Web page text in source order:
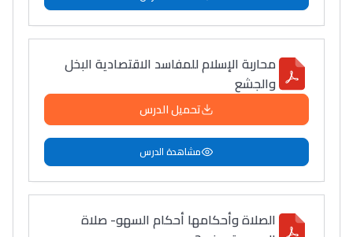
محاربة الإسلام للمفاسد الاقتصادية البخل
والجشع
تحميل الدرس
مشاهدة الدرس
الصلاة وأحكامها أحكام السهو- صلاة